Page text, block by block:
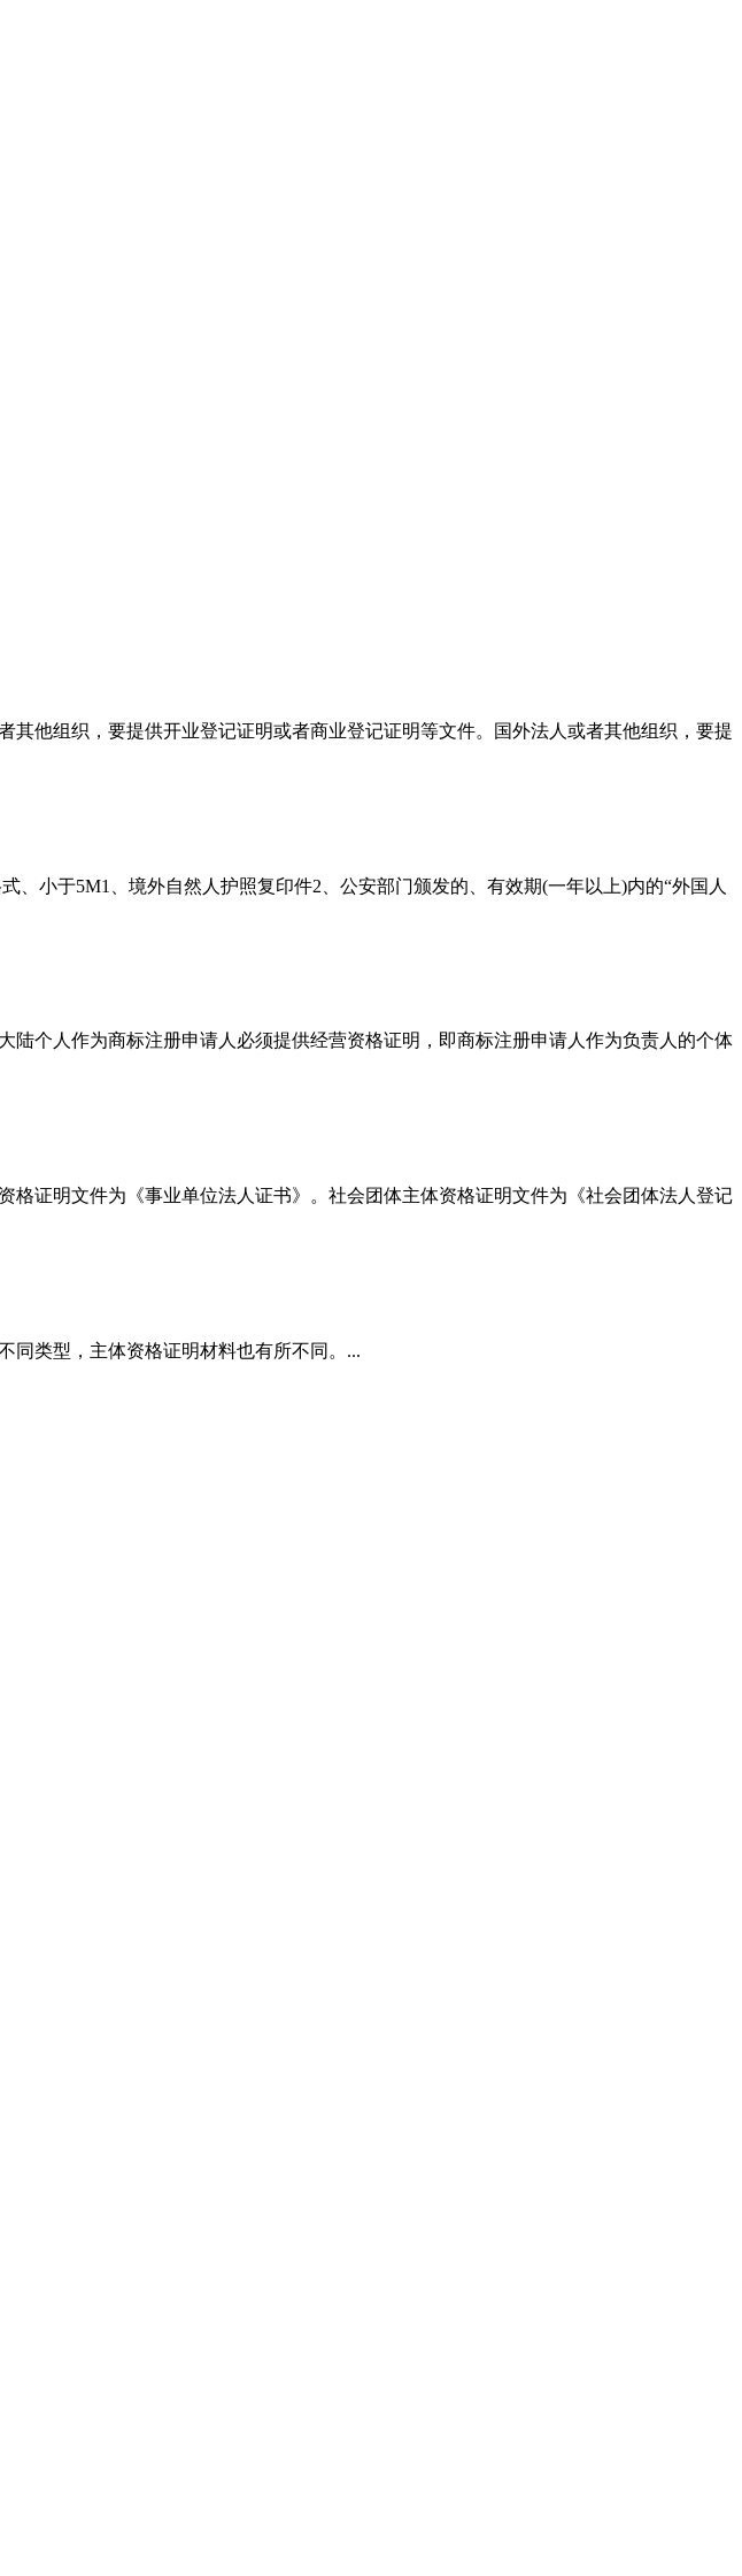
他组织，要提供开业登记证明或者商业登记证明等文件。国外法人或者其他组织，要提
小于5M1、境外自然人护照复印件2、公安部门颁发的、有效期(一年以上)内的“外国人
个人作为商标注册申请人必须提供经营资格证明，即商标注册申请人作为负责人的个体
证明文件为《事业单位法人证书》。社会团体主体资格证明文件为《社会团体法人登记
同类型，主体资格证明材料也有所不同。...